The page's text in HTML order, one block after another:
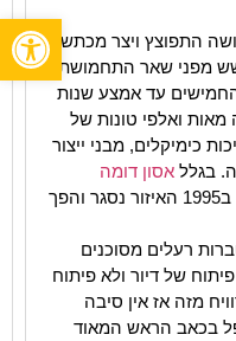
התפוצץ ויצר מכתש
וחשש מפני שאר התחמושת
עד אמצע שנות
מאות ואלפי טונות של
כימיקלים, מבני ייצור
בגלל אסון דומה
עם 3 הרוגים ופצועים רבים ב1995 האיזור נסגר והפך
רעלים מסוכנים
של דיור ולא פיתוח
מזה אז אין סיבה
בכאב הראש המאוד